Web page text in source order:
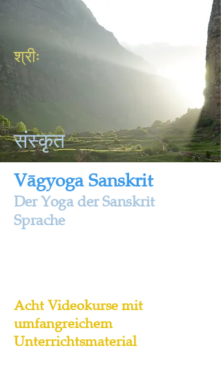
श्रीः
संस्कृत
Vāgyoga Sanskrit
Der Yoga der Sanskrit
Sprache
Acht Videokurse mit
umfangreichem
Unterrichtsmaterial